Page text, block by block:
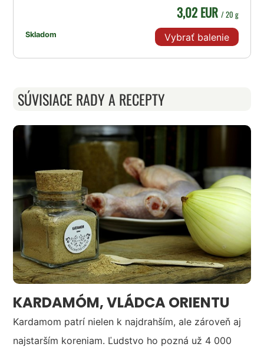
Skladom
3,02 EUR / 20 g
Vybrať balenie
SÚVISIACE RADY A RECEPTY
KARDAMÓM, VLÁDCA ORIENTU
Kardamom patrí nielen k najdrahším, ale zároveň aj
najstarším koreniam. Ľudstvo ho pozná už 4 000